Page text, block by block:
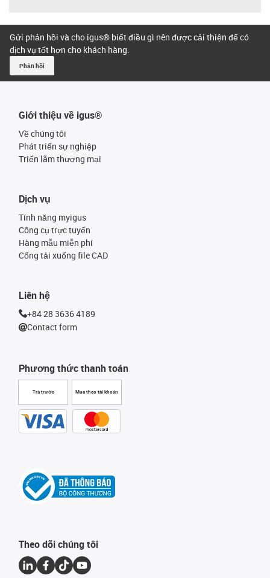
Gửi phản hồi và cho igus® biết điều gì nên được cải thiện để có
dịch vụ tốt hơn cho khách hàng.
Phản hồi
Giới thiệu về igus®
Về chúng tôi
Phát triển sự nghiệp
Triển lãm thương mại
Phương thức thanh toán
Trả trước Mua theo tài khoản
Dịch vụ
Tính năng myigus
Công cụ trực tuyến
Hàng mẫu miễn phí
Cổng tải xuống file CAD
Liên hệ
+84 28 3636 4189
Contact form
Theo dõi chúng tôi